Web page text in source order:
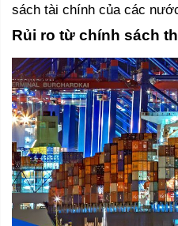
sách tài chính của các
Rủi ro từ chính sách